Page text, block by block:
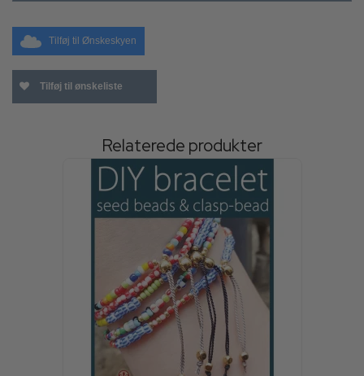
Tilføj til Ønskeskyen
Tilføj til ønskeliste
Relaterede produkter